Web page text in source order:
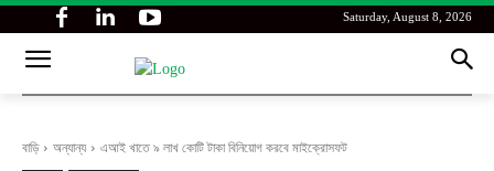
Saturday, August 8, 2026
বাড়ি অন্যান্য এআই খাতে ৯ লাখ কোটি টাকা বিনিয়োগ করবে মাইক্রোসফট